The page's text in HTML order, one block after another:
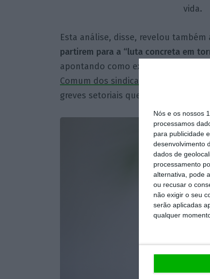
Nós e os nossos
processamos
para publicidade
desenvolvimento
dados de
processamento
alternativa, pode
ou recusar o
não exigir o seu
serão aplicadas
qualquer
vida.
Esta análise, disse, revelou também
partirem para a “luta concreta em
apontando como exemplo a adesão
Comum dos sindicatos da
greves setoriais que estão a